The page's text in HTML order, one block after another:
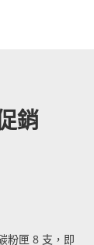
銷
粉匣 8 支，即